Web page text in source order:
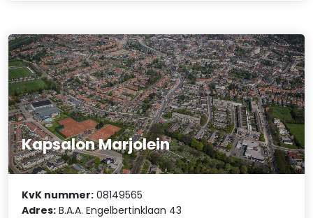
Kapsalon Marjolein
KvK nummer: 08149565
Adres: B.A.A. Engelbertinklaan 43